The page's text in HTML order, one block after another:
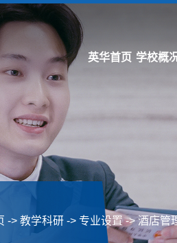
英华首页 学校概
-> 教学科研 -> 专业设置->酒店管